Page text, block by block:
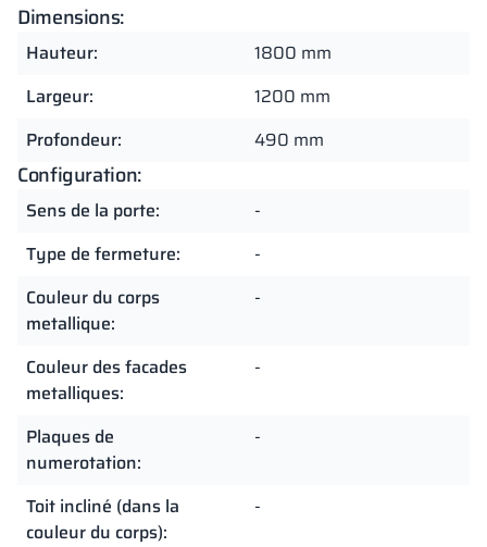
Dimensions:
Hauteur:
1800 mm
Largeur:
1200 mm
Profondeur:
490 mm
Configuration:
Sens de la porte:
-
Type de fermeture:
-
Couleur du corps
metallique:
-
Couleur des facades
metalliques:
-
Plaques de
numerotation:
-
Toit incliné (dans la
couleur du corps):
-